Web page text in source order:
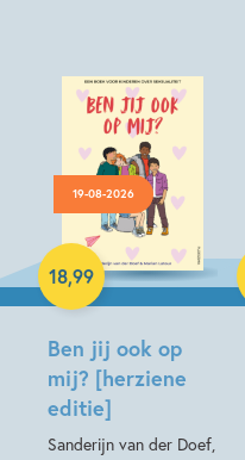
19-08-2026
Ben jij ook op
mij? [herziene
editie]
Sanderijn van der Doef,
18,99
Hardcover